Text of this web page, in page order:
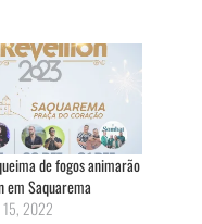
de fogos animarão
em Saquarema
15, 2022